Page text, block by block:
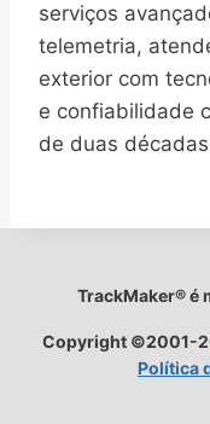
serviços
telemetria,
exterior com
e confiabilidade
de duas
TrackMaker® é
Copyright ©2001-
Política